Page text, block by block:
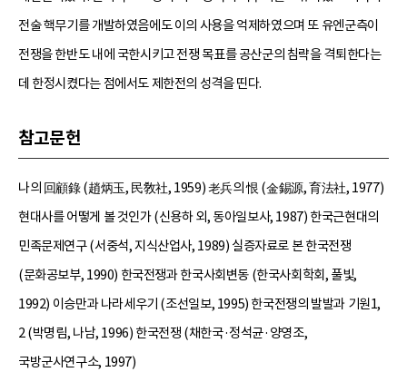
전술 핵무기를 개발하였음에도 이의 사용을 억제하였으며 또 유엔군측이
전쟁을 한반도 내에 국한시키고 전쟁 목표를 공산군의 침략을 격퇴한다는
데 한정시켰다는 점에서도 제한전의 성격을 띤다.
참고문헌
나의 回顧錄 (趙炳玉, 民敎社, 1959) 老兵의 恨 (金錫源, 育法社, 1977)
현대사를 어떻게 볼 것인가 (신용하 외, 동아일보사, 1987) 한국근현대의
민족문제연구 (서중석, 지식산업사, 1989) 실증자료로 본 한국전쟁
(문화공보부, 1990) 한국전쟁과 한국사회변동 (한국사회학회, 풀빛,
1992) 이승만과 나라세우기 (조선일보, 1995) 한국전쟁의 발발과 기원1,
2 (박명림, 나남, 1996) 한국전쟁 (채한국·정석균·양영조,
국방군사연구소, 1997)